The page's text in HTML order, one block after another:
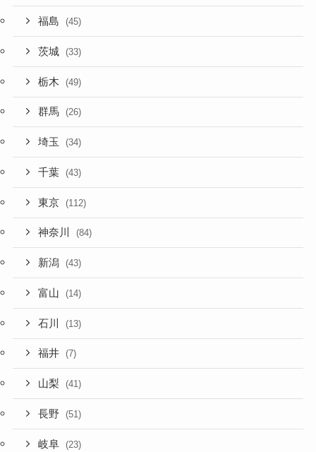
福島 (45)
茨城 (33)
栃木 (49)
群馬 (26)
埼玉 (34)
千葉 (43)
東京 (112)
神奈川 (84)
新潟 (43)
富山 (14)
石川 (13)
福井 (7)
山梨 (41)
長野 (51)
岐阜 (23)